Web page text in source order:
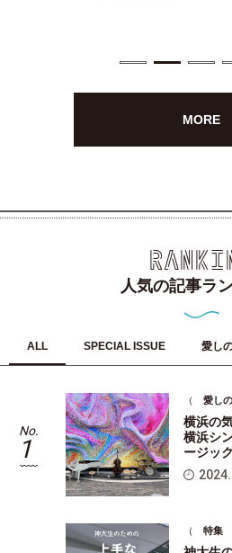
MORE
人気の記事ラ
ALL SPECIAL ISSUE 愛し
No.
1
横浜の
横浜シ
ージッ
（愛し
（特集